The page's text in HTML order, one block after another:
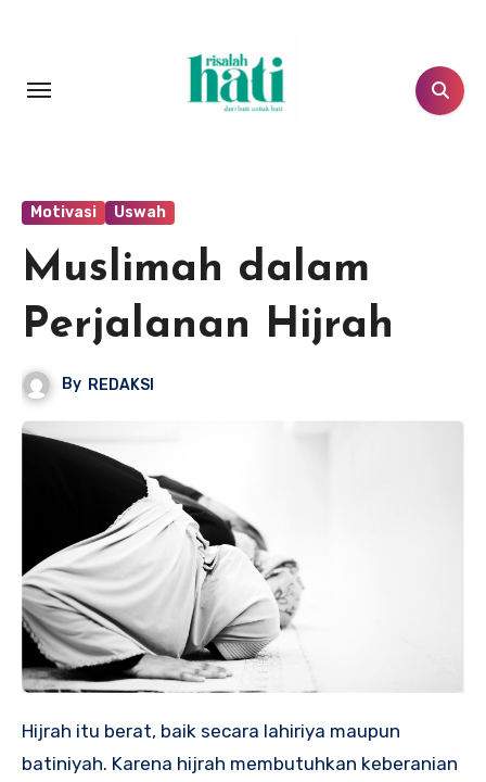
Motivasi Uswah
Muslimah dalam
Perjalanan Hijrah
By REDAKSI
Hijrah itu berat, baik secara lahiriya maupun
batiniyah. Karena hijrah membutuhkan keberanian